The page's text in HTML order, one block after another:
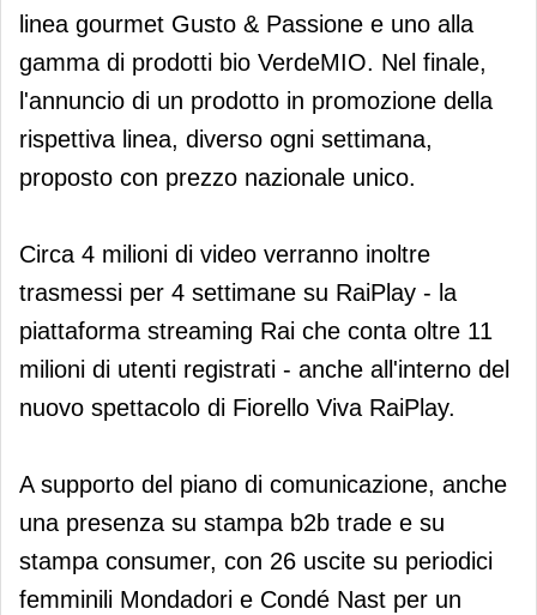
linea gourmet Gusto & Passione e uno alla
gamma di prodotti bio VerdeMIO. Nel finale,
l'annuncio di un prodotto in promozione della
rispettiva linea, diverso ogni settimana,
proposto con prezzo nazionale unico.
Circa 4 milioni di video verranno inoltre
trasmessi per 4 settimane su RaiPlay - la
piattaforma streaming Rai che conta oltre 11
milioni di utenti registrati - anche all'interno del
nuovo spettacolo di Fiorello Viva RaiPlay.
A supporto del piano di comunicazione, anche
una presenza su stampa b2b trade e su
stampa consumer, con 26 uscite su periodici
femminili Mondadori e Condé Nast per un